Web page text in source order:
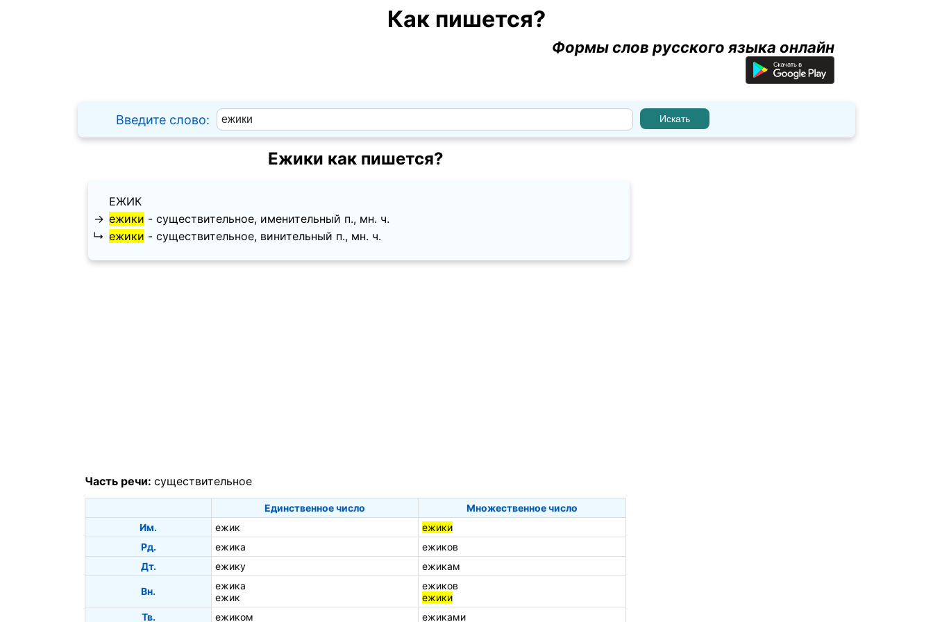
Как пишется?
Формы слов русского языка онлайн
Введите слово:
Ежики как пишется?
ЕЖИК
→ ежики - существительное, именительный п., мн. ч.
↳ ежики - существительное, винительный п., мн. ч.
Часть речи: существительное
Единственное число
Множественное число
Им.
ежик
ежики
Рд.
ежика
ежиков
Дт.
ежику ежикам
Вн.
ежика
ежик
ежиков
ежики
Тв.
ежиком ежиками